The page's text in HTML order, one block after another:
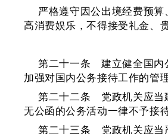
严格遵守因公出境经费预
高消费娱乐，不得接受礼金、
第二十一条 建立健全国内
加强对国内公务接待工作的管
第二十二条 党政机关应当
无公函的公务活动一律不予接
第二十三条 党政机关应当